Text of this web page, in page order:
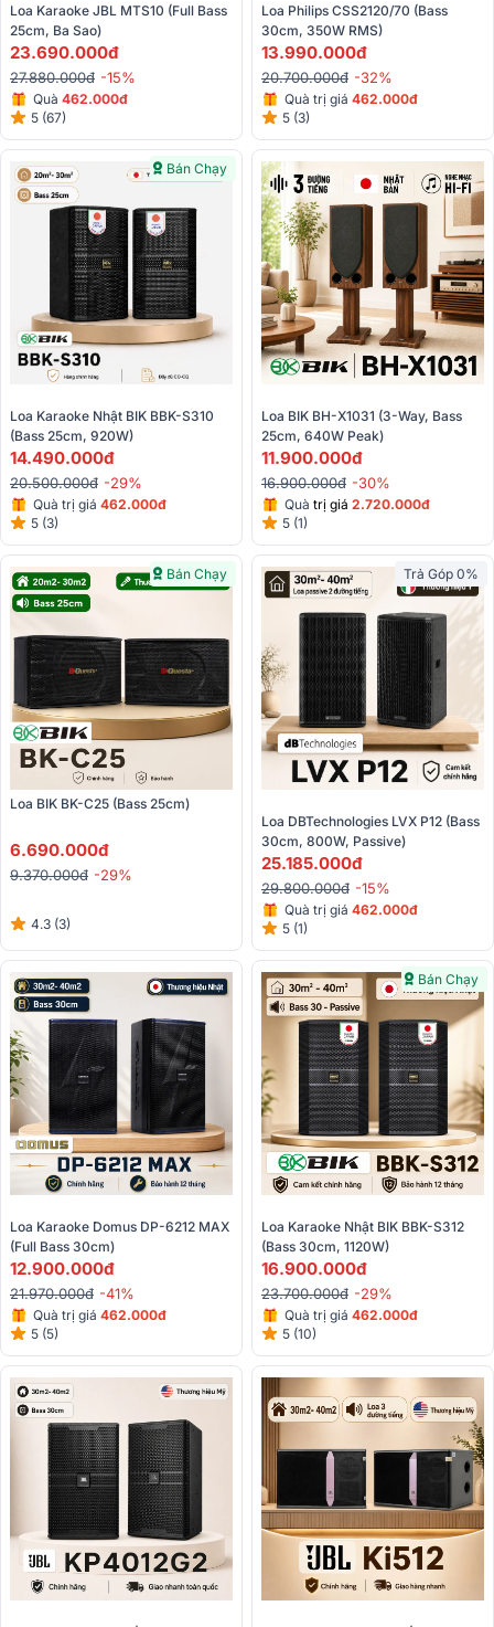
Loa Karaoke JBL MTS10 (Full Bass
25cm, Ba Sao)
23.690.000đ
27.880.000đ -15%
Quà 462.000đ
5 (67)
Loa Philips CSS2120/70 (Bass
30cm, 350W RMS)
13.990.000đ
20.700.000đ -32%
Quà trị giá 462.000đ
5 (3)
Bán Chạy
Loa Karaoke Nhật BIK BBK-S310
(Bass 25cm, 920W)
14.490.000đ
20.500.000đ -29%
Quà trị giá 462.000đ
5 (3)
Loa BIK BH-X1031 (3-Way, Bass
25cm, 640W Peak)
11.900.000đ
16.900.000đ -30%
Quà trị giá 2.720.000đ
5 (1)
Bán Chạy
Loa BIK BK-C25 (Bass 25cm)
6.690.000đ
9.370.000đ -29%
4.3 (3)
Trả Góp 0%
Loa DBTechnologies LVX P12 (Bass
30cm, 800W, Passive)
25.185.000đ
29.800.000đ -15%
Quà trị giá 462.000đ
5 (1)
Loa Karaoke Domus DP-6212 MAX
(Full Bass 30cm)
12.900.000đ
21.970.000đ -41%
Quà trị giá 462.000đ
5 (5)
Bán Chạy
Loa Karaoke Nhật BIK BBK-S312
(Bass 30cm, 1120W)
16.900.000đ
23.700.000đ -29%
Quà trị giá 462.000đ
5 (10)